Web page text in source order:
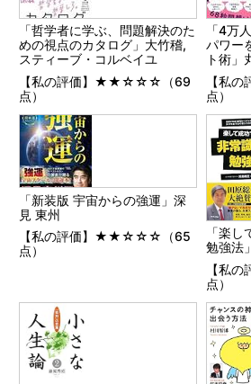
「哲学者に学ぶ、問題解決のた
めの視点のカタログ」大竹稽,
スティーブ・コルベイユ
【私の評価】★★☆☆☆（69
点）
「4万
パワー
ト術」
【私
点）
「新装版 宇宙からの強運」深
見 東州
【私の評価】★★☆☆☆（65
点）
「楽
勉強法
【私
点）